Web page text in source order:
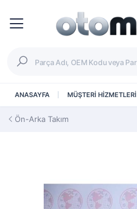
ANASAYFA MÜŞTERİ HİZMETLERİ
Ön-Arka Takım